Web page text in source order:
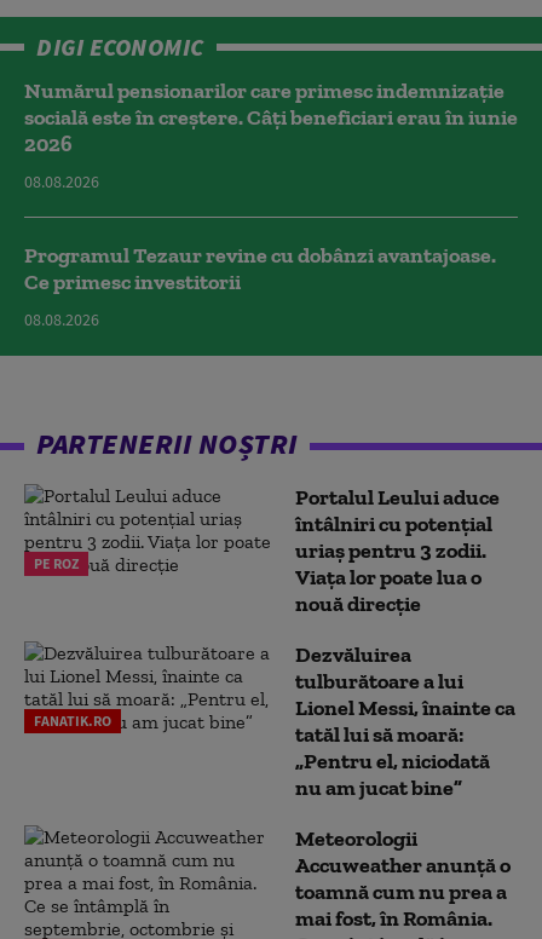
DIGI ECONOMIC
Numărul pensionarilor care primesc indemnizaţie
socială este în creștere. Câți beneficiari erau în iunie
2026
08.08.2026
Programul Tezaur revine cu dobânzi avantajoase.
Ce primesc investitorii
08.08.2026
PARTENERII NOȘTRI
PE ROZ
Portalul Leului aduce
întâlniri cu potențial
uriaș pentru 3 zodii.
Viața lor poate lua o
nouă direcție
FANATIK.RO
Dezvăluirea
tulburătoare a lui
Lionel Messi, înainte ca
tatăl lui să moară:
„Pentru el, niciodată
nu am jucat bine”
Meteorologii
Accuweather anunță o
toamnă cum nu prea a
mai fost, în România.